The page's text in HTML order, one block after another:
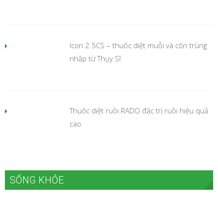
Icon 2.5CS – thuốc diệt muỗi và côn trùng
nhập từ Thụy Sĩ
Thuốc diệt ruồi RADO đặc trị ruồi hiệu quả
cao
SỐNG KHỎE